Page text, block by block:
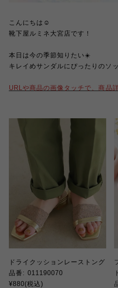
こんにちは☺︎
靴下屋ルミネ大宮店です！
本日は今の季節知りたい☀️
キレイめサンダルにぴったりのソ
URLや商品の画像タッチで、商品
ドライクッションレーストング
品番: 011190070
¥880(税込)